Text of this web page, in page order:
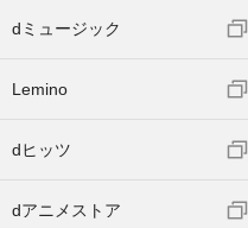
dミュージック
Lemino
dヒッツ
dアニメストア